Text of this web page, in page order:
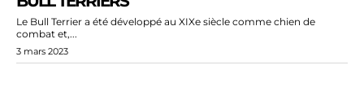
Le Bull Terrier a été développé au XIXe siècle comme chien de
combat et,...
3 mars 2023